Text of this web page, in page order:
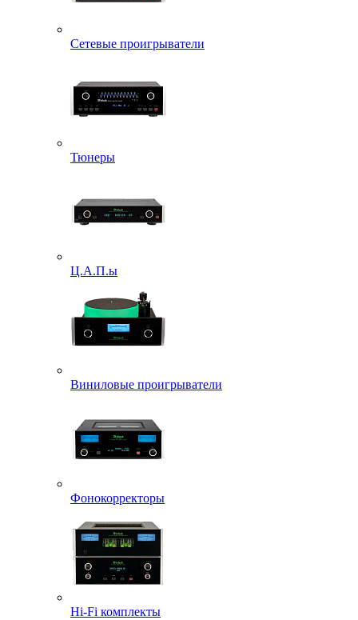
Сетевые проигрыватели
Тюнеры
Ц.А.П.ы
Виниловые проигрыватели
Фонокорректоры
Hi-Fi комплекты